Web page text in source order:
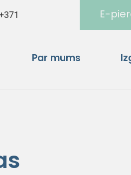
E-
Par mums